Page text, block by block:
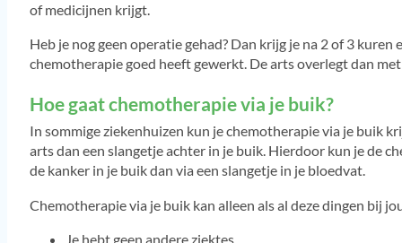
of medicijnen krijgt.
Heb je nog geen operatie gehad? Dan krijg je na 2 of 3 kuren
chemotherapie goed heeft gewerkt. De arts overlegt dan
Hoe gaat chemotherapie via je buik?
In sommige ziekenhuizen kun je chemotherapie via je buik
arts dan een slangetje achter in je buik. Hierdoor kun je de
de kanker in je buik dan via een slangetje in je bloedvat.
Chemotherapie via je buik kan alleen als al deze dingen bij
Je hebt geen andere ziektes.